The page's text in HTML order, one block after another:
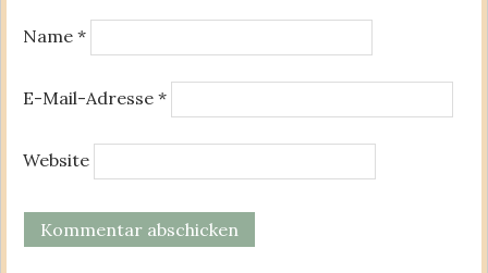
Name *
E-Mail-Adresse *
Website